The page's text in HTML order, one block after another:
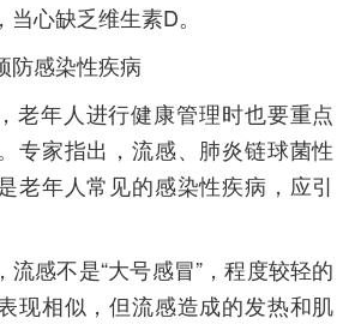
心缺乏维生素D。
防感染性疾病
老年人进行健康管理时也要重点
专家指出，流感、肺炎链球菌性
老年人常见的感染性疾病，应引
流感不是“大号感冒”，程度较轻的
现相似，但流感造成的发热和肌